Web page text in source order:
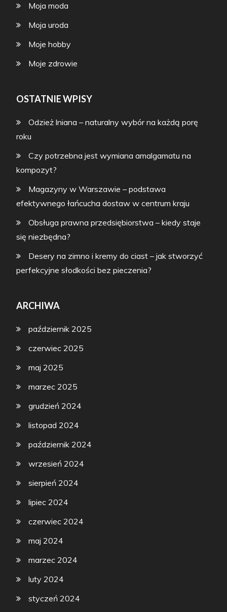
Moja moda
Moja uroda
Moje hobby
Moje zdrowie
OSTATNIE WPISY
Odzież lniana – naturalny wybór na każdą porę
roku
Czy potrzebna jest wymiana amalgamatu na
kompozyt?
Magazyny w Warszawie – podstawa
efektywnego łańcucha dostaw w centrum kraju
Obsługa prawna przedsiębiorstwa – kiedy staje
się niezbędna?
Desery na zimno i kremy do ciast – jak stworzyć
perfekcyjne słodkości bez pieczenia?
ARCHIWA
październik 2025
czerwiec 2025
maj 2025
marzec 2025
grudzień 2024
listopad 2024
październik 2024
wrzesień 2024
sierpień 2024
lipiec 2024
czerwiec 2024
maj 2024
marzec 2024
luty 2024
styczeń 2024